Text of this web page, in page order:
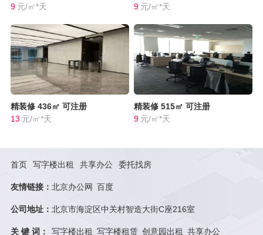
9 元/㎡*天
9 元/㎡*天
精装修 436㎡ 可注册
13 元/㎡*天
精装修 515㎡ 可注册
9 元/㎡*天
首页 写字楼出租 共享办公 委托找房
友情链接： 北京办公网 百度
公司地址： 北京市海淀区中关村智造大街C座216室
关 键 词： 写字楼出租 写字楼租赁 创意园出租 共享办公